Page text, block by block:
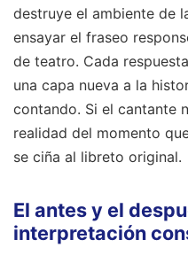
destruye el ambiente de
ensayar el fraseo
de teatro. Cada
una capa nueva a la
contando. Si el cantante
realidad del momento
se ciña al libreto original.
El antes y el
interpretación